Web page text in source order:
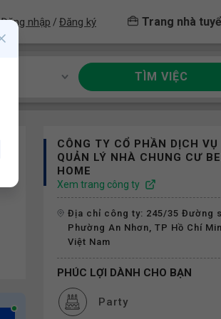
Đăng nhập / Đăng ký Trang nhà
TÌM VIỆC
CÔNG TY CỔ PHẦN DỊCH VỤ
QUẢN LÝ NHÀ CHUNG CƯ
HOME
Xem trang công ty
Địa chỉ công ty: 245/35 Đường
Phường An Nhơn, TP Hồ Chí
Việt Nam
PHÚC LỢI DÀNH CHO BẠN
Party